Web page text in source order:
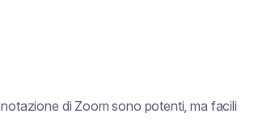
di Zoom sono potenti, ma facili